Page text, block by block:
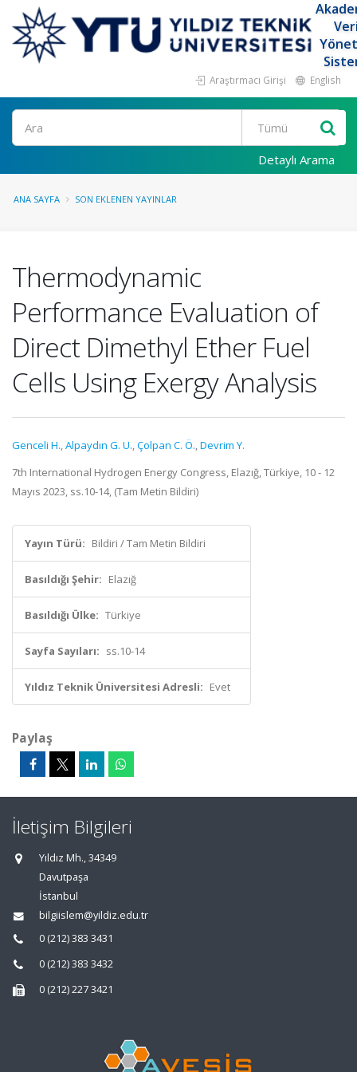
Araştırmacı Girişi English
Ara
Detaylı Arama
ANA SAYFA SON EKLENEN YAYINLAR
Thermodynamic
Performance Evaluation of
Direct Dimethyl Ether Fuel
Cells Using Exergy Analysis
Genceli H.,Alpaydın G. U.,Çolpan C. Ö.,Devrim Y.
7th International Hydrogen Energy Congress, Elazığ, Türkiye, 10 - 12
Mayıs 2023, ss.10-14, (Tam Metin Bildiri)
Yayın Türü: Bildiri / Tam Metin Bildiri
Basıldığı Şehir: Elazığ
Basıldığı Ülke: Türkiye
Sayfa Sayıları: ss.10-14
Yıldız Teknik Üniversitesi Adresli: Evet
Paylaş
İletişim Bilgileri
Yıldız Mh., 34349
Davutpaşa
İstanbul
bilgiislem@yildiz.edu.tr
0 (212) 383 3431
0 (212) 383 3432
0 (212) 227 3421